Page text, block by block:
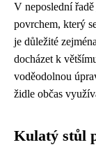
V neposlední
povrchem, který
je důležité
docházet k
voděodolnou
židle občas
Kulatý stůl